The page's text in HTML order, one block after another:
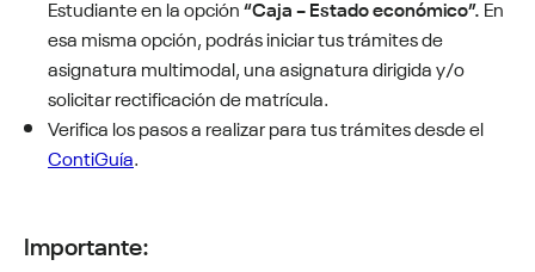
Estudiante en la opción“Caja – Estado económico”. En
esa misma opción, podrás iniciar tus trámites de
asignatura multimodal, una asignatura dirigida y/o
solicitar rectificación de matrícula.
Verifica los pasos a realizar para tus trámites desde el
ContiGuía.
Importante: